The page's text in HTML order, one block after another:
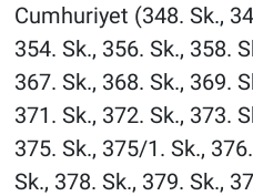
Cumhuriyet (348. Sk.,
354. Sk., 356. Sk., 358.
367. Sk., 368. Sk., 369.
371. Sk., 372. Sk., 373.
375. Sk., 375/1. Sk.,
Sk., 378. Sk., 379. Sk.,